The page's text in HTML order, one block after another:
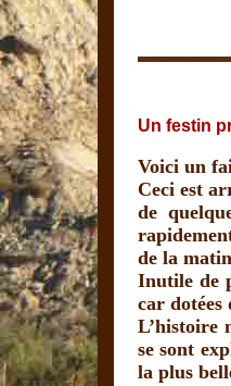
Un festin
Voici un
Ceci est
de
de la
Inutile de
car dotées
L’histoire
se sont
la plus